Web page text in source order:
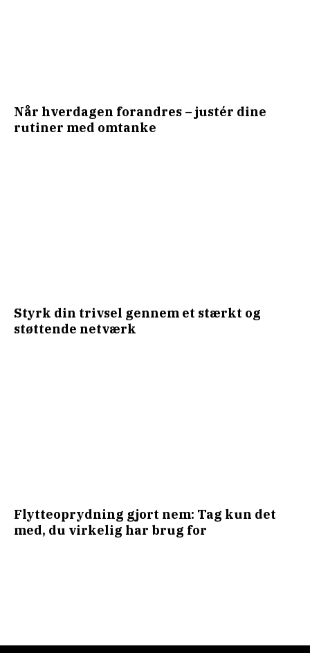
Når hverdagen forandres – justér dine
rutiner med omtanke
Styrk din trivsel gennem et stærkt og
støttende netværk
Flytteoprydning gjort nem: Tag kun det
med, du virkelig har brug for